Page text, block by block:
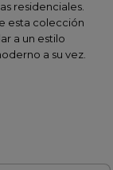
residenciales.
esta colección
a un estilo
a su vez.